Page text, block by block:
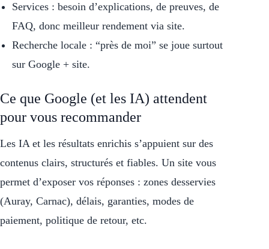
Services : besoin d’explications, de preuves, de
FAQ, donc meilleur rendement via site.
Recherche locale : “près de moi” se joue surtout
sur Google + site.
Ce que Google (et les IA) attendent
pour vous recommander
Les IA et les résultats enrichis s’appuient sur des
contenus clairs, structurés et fiables. Un site vous
permet d’exposer vos réponses : zones desservies
(Auray, Carnac), délais, garanties, modes de
paiement, politique de retour, etc.